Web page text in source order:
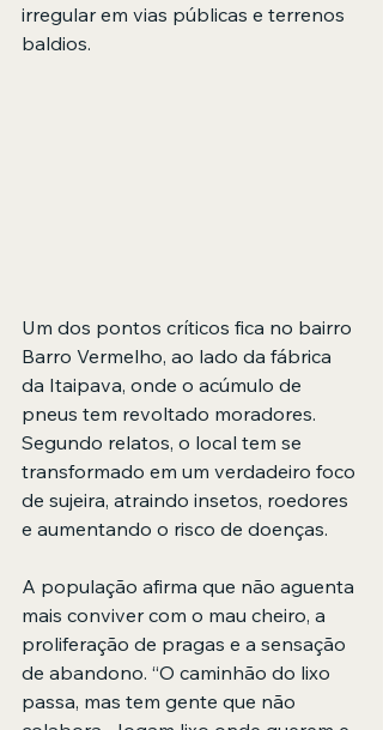
irregular em vias públicas e terrenos
baldios.
Um dos pontos críticos fica no bairro
Barro Vermelho, ao lado da fábrica
da Itaipava, onde o acúmulo de
pneus tem revoltado moradores.
Segundo relatos, o local tem se
transformado em um verdadeiro foco
de sujeira, atraindo insetos, roedores
e aumentando o risco de doenças.
A população afirma que não aguenta
mais conviver com o mau cheiro, a
proliferação de pragas e a sensação
de abandono. “O caminhão do lixo
passa, mas tem gente que não